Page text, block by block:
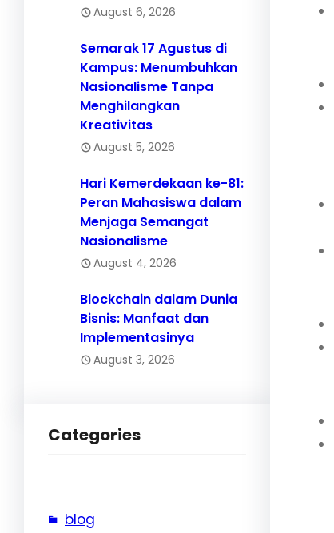
August 6, 2026
Semarak 17 Agustus di
Kampus: Menumbuhkan
Nasionalisme Tanpa
Menghilangkan
Kreativitas
August 5, 2026
Hari Kemerdekaan ke-81:
Peran Mahasiswa dalam
Menjaga Semangat
Nasionalisme
August 4, 2026
Blockchain dalam Dunia
Bisnis: Manfaat dan
Implementasinya
August 3, 2026
Categories
blog